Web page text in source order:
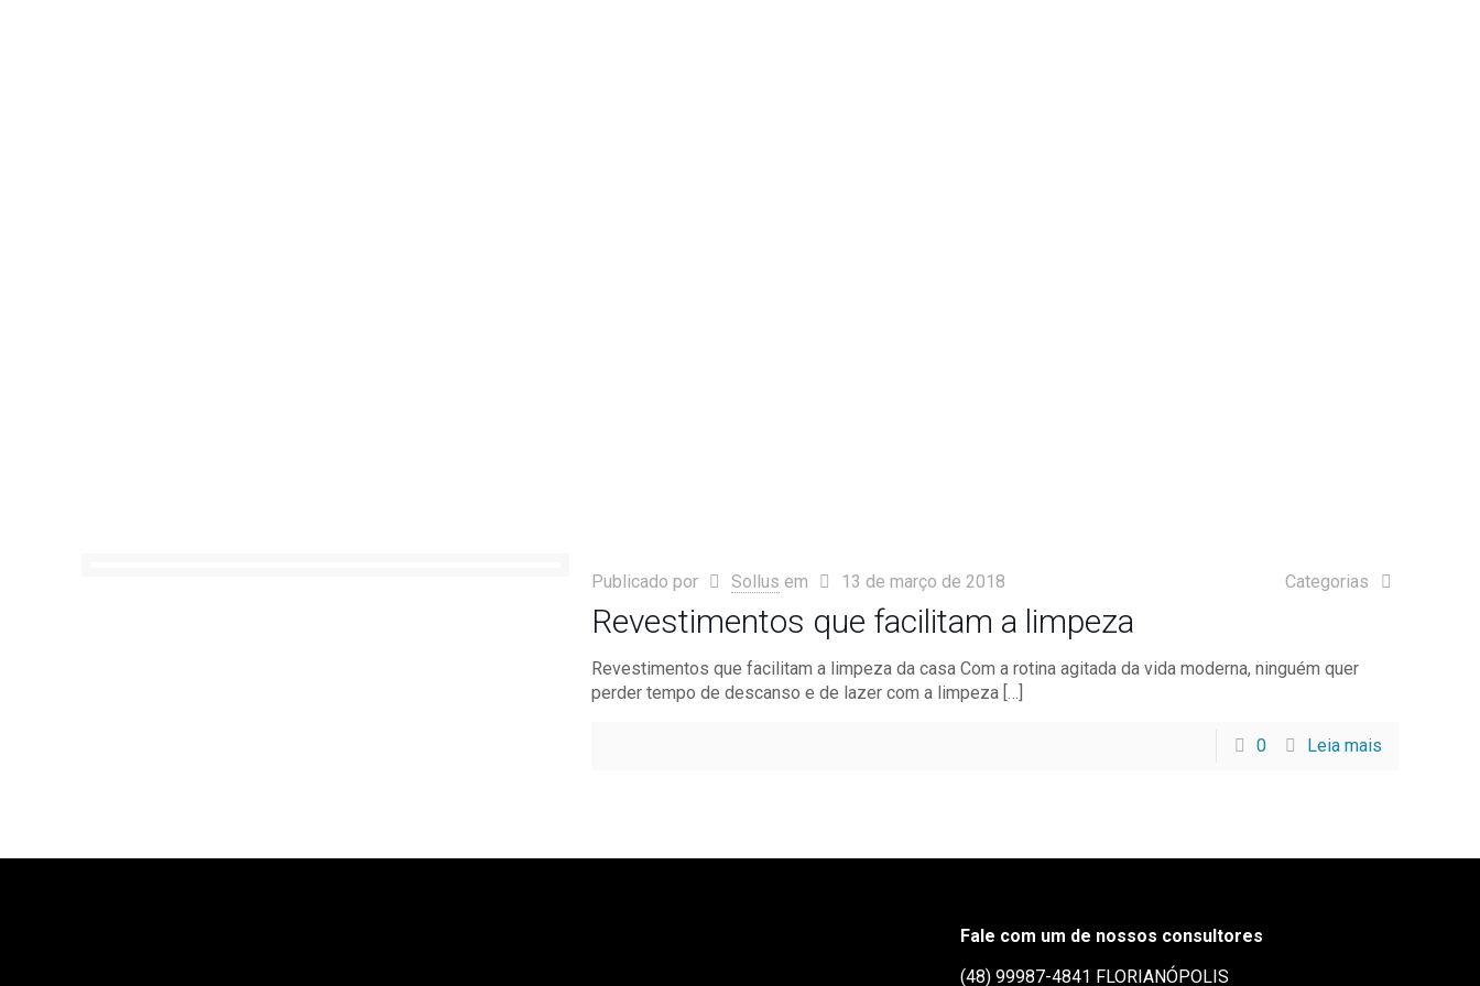
Publicado por Sollus em 13 de março de 2018 Categorias
Revestimentos que facilitam a limpeza
Revestimentos que facilitam a limpeza da casa Com a rotina agitada da vida moderna, ninguém quer
perder tempo de descanso e de lazer com a limpeza[…]
0 Leia mais
Fale com um de nossos consultores
(48) 99987-4841 FLORIANÓPOLIS